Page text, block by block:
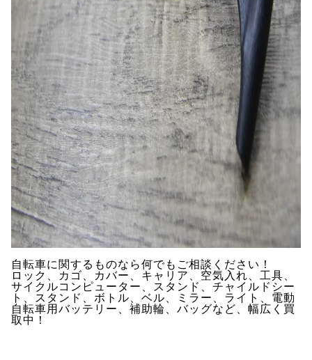
自転車に関するものなら何でもご相談ください！
ロック、カゴ、カバー、キャリア、空気入れ、工具、
サイクルコンピューター、スタンド、チャイルドシー
ト、スタンド、ボトル、ベル、ミラー、ライト、電動
自転車用バッテリー、補助輪、バッグなど、幅広く買
取中！